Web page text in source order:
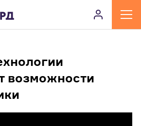
возможности